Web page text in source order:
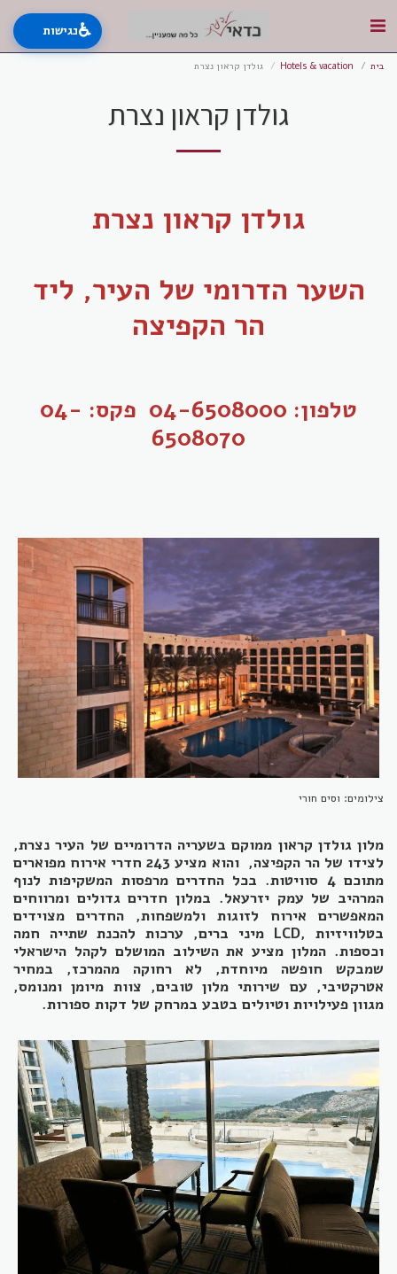
בית Hotels & vacation גולדן קראון נצרת
גולדן קראון נצרת
גולדן קראון נצרת
השער הדרומי של העיר, ליד
הר הקפיצה
טלפון: 04-6508000 פקס: 04-
6508070
צילומים: וסים חורי
מלון גולדן קראון ממוקם בשעריה הדרומיים של העיר נצרת,
לצידו של הר הקפיצה, והוא מציע 243 חדרי אירוח מפוארים
מתוכם 4 סוויטות. בכל החדרים מרפסות המשקיפות לנוף
המרהיב של עמק יזרעאל. במלון חדרים גדולים ומרווחים
המאפשרים אירוח לזוגות ולמשפחות, החדרים מצוידים
בטלוויזיות ,LCD מיני ברים, ערכות להכנת שתייה חמה
וכספות. המלון מציע את השילוב המושלם לקהל הישראלי
שמבקש חופשה מיוחדת, לא רחוקה מהמרכז, במחיר
אטרקטיבי, עם שירותי מלון טובים, צוות מיומן ומנומס,
מגוון פעילויות וטיולים בטבע במרחק של דקות ספורות.
♿נגישות